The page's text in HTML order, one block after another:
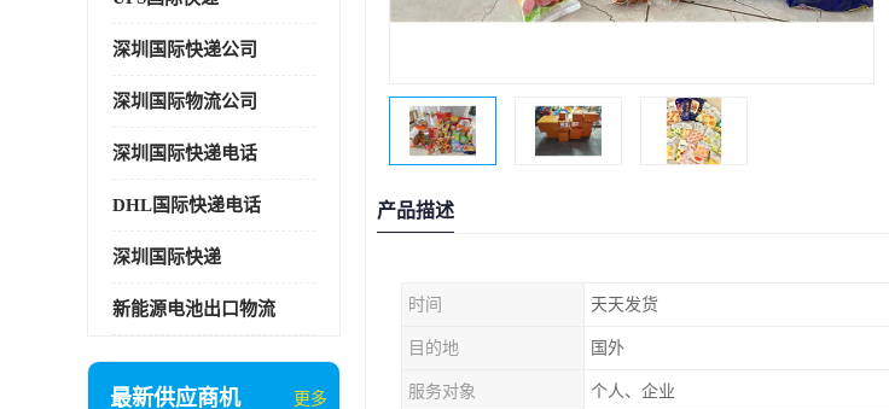
深圳国际快递公司
深圳国际物流公司
深圳国际快递电话
DHL国际快递电话
深圳国际快递
新能源电池出口物流
最新供应商机 更多
产品描述
时间 天天发货
目的地 国外
服务对象 个人、企业